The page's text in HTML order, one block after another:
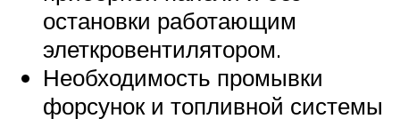
остановки работающим
элеткровентилятором.
Необходимость промывки
форсунок и топливной системы